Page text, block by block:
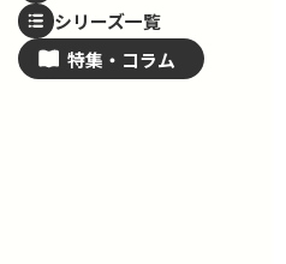
シリーズ一覧
特集・ コラム